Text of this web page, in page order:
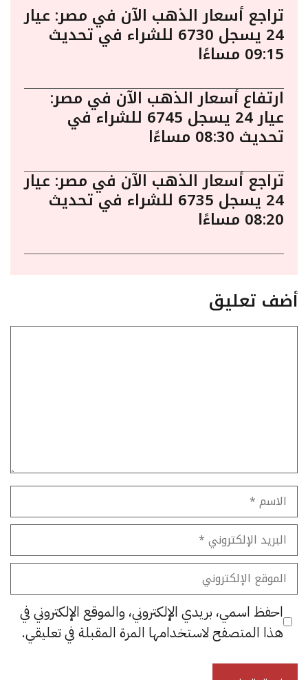
تراجع أسعار الذهب الآن في مصر: عيار
24 يسجل 6730 للشراء في تحديث
09:15 مساءًا
ارتفاع أسعار الذهب الآن في مصر:
عيار 24 يسجل 6745 للشراء في
تحديث 08:30 مساءًا
تراجع أسعار الذهب الآن في مصر: عيار
24 يسجل 6735 للشراء في تحديث
08:20 مساءًا
أضف تعليق
الاسم
البريد
الإلكتروني
الموقع
الإلكتروني
احفظ اسمي، بريدي الإلكتروني، والموقع الإلكتروني في
هذا المتصفح لاستخدامها المرة المقبلة في تعليقي.